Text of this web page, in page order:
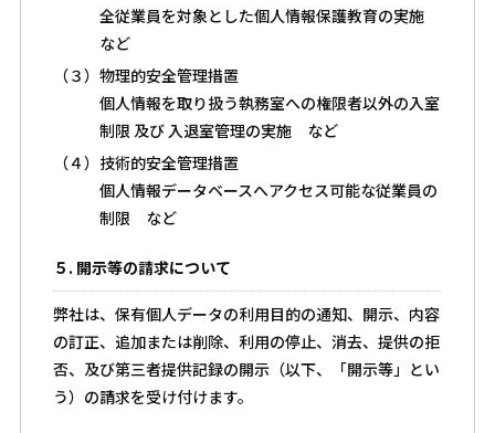
全従業員を対象とした個人情報保護教育の実施
など
（３）物理的安全管理措置
個人情報を取り扱う執務室への権限者以外の入室
制限 及び 入退室管理の実施 など
（４）技術的安全管理措置
個人情報データベースへアクセス可能な従業員の
制限 など
５. 開示等の請求について
弊社は、保有個人データの利用目的の通知、開示、内容
の訂正、追加または削除、利用の停止、消去、提供の拒
否、及び第三者提供記録の開示（以下、「開示等」とい
う）の請求を受け付けます。